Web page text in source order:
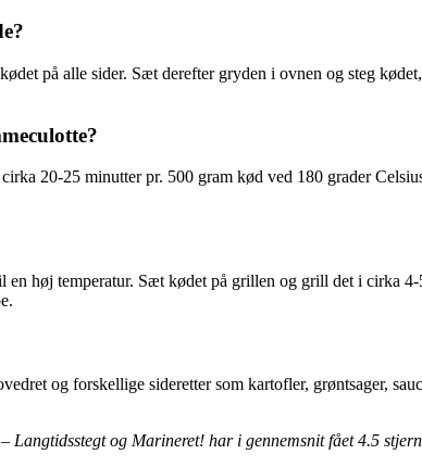
på alle sider. Sæt derefter gryden i ovnen og steg
20-25 minutter pr. 500 gram kød ved 180 grader
høj temperatur. Sæt kødet på grillen og grill det i cirka
og forskellige sideretter som kartofler, grøntsager,
Langtidsstegt og Marineret! har i gennemsnit fået4.5